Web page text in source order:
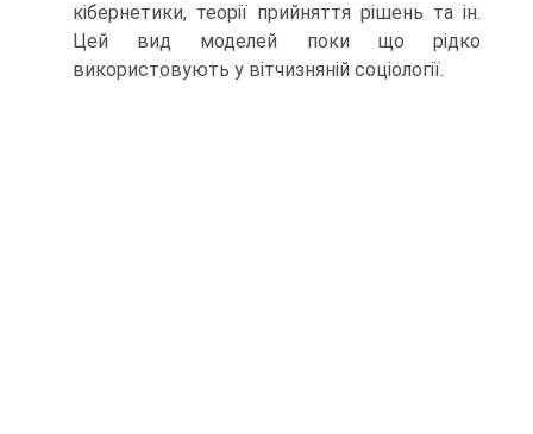
кібернетики, теорії прийняття рішень та ін.
Цей вид моделей поки що рідко
використовують у вітчизняній соціології.